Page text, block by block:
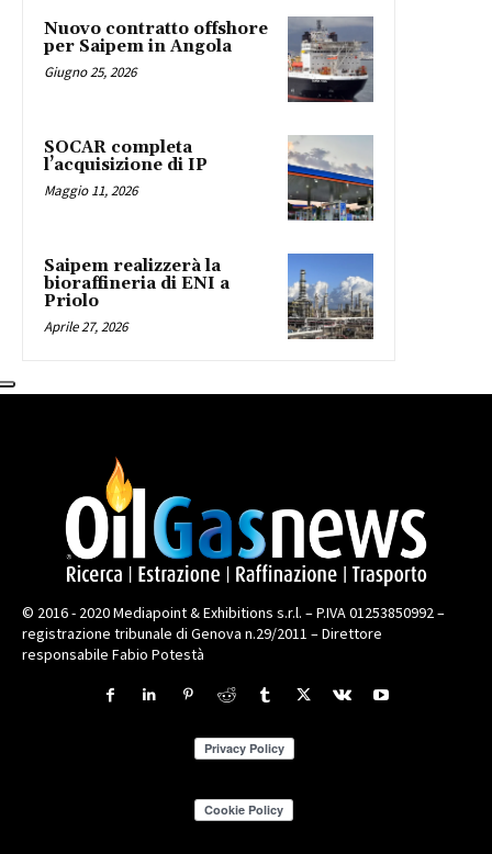
Nuovo contratto offshore
per Saipem in Angola
Giugno 25, 2026
SOCAR completa
l’acquisizione di IP
Maggio 11, 2026
Saipem realizzerà la
bioraffineria di ENI a
Priolo
Aprile 27, 2026
© 2016 - 2020 Mediapoint & Exhibitions s.r.l. – P.IVA 01253850992 –
registrazione tribunale di Genova n.29/2011 – Direttore
responsabile Fabio Potestà